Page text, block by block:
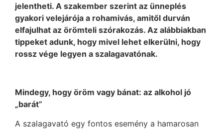
jelentheti. A szakember szerint az ünneplés
gyakori velejárója a rohamivás, amitől durván
elfajulhat az örömteli szórakozás. Az alábbiakban
tippeket adunk, hogy mivel lehet elkerülni, hogy
rossz vége legyen a szalagavatónak.
Mindegy, hogy öröm vagy bánat: az alkohol jó
„barát”
A szalagavató egy fontos esemény a hamarosan